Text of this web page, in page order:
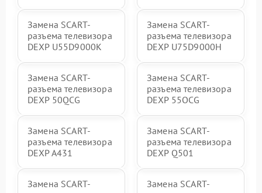
Замена SCART-
разъема телевизора
DEXP U55D9000K
Замена SCART-
разъема телевизора
DEXP U75D9000H
Замена SCART-
разъема телевизора
DEXP 50QCG
Замена SCART-
разъема телевизора
DEXP 55OCG
Замена SCART-
разъема телевизора
DEXP A431
Замена SCART-
разъема телевизора
DEXP Q501
Замена SCART-
Замена SCART-